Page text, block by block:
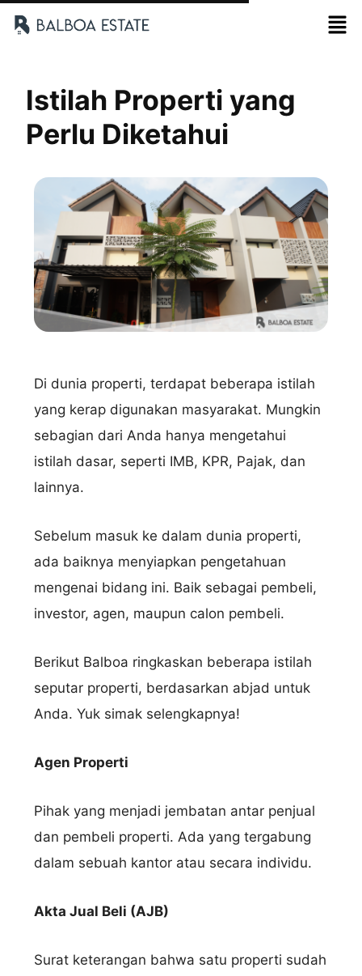
Istilah Properti yang
Perlu Diketahui
Di dunia properti, terdapat beberapa istilah
yang kerap digunakan masyarakat. Mungkin
sebagian dari Anda hanya mengetahui
istilah dasar, seperti IMB, KPR, Pajak, dan
lainnya.
Sebelum masuk ke dalam dunia properti,
ada baiknya menyiapkan pengetahuan
mengenai bidang ini. Baik sebagai pembeli,
investor, agen, maupun calon pembeli.
Berikut Balboa ringkaskan beberapa istilah
seputar properti, berdasarkan abjad untuk
Anda. Yuk simak selengkapnya!
Agen Properti
Pihak yang menjadi jembatan antar penjual
dan pembeli properti. Ada yang tergabung
dalam sebuah kantor atau secara individu.
Akta Jual Beli (AJB)
Surat keterangan bahwa satu properti sudah